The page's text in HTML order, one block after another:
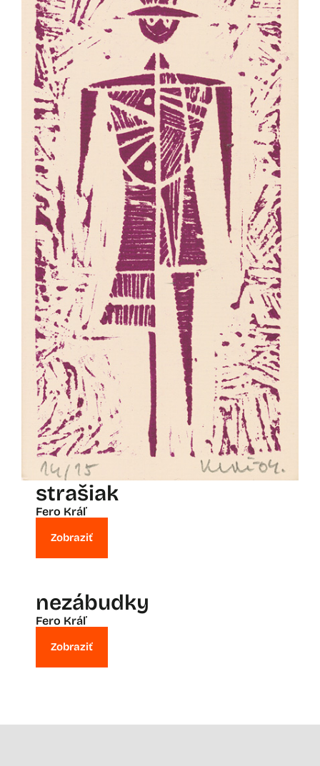
strašiak
Fero Kráľ
Zobraziť
nezábudky
Fero Kráľ
Zobraziť